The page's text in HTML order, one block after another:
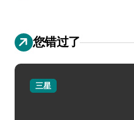
您错过了
三星